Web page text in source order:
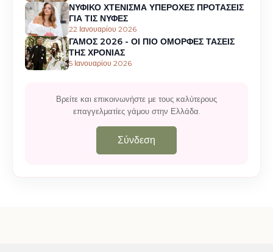
ΝΥΦΙΚΟ ΧΤΕΝΙΣΜΑ ΥΠΕΡΟΧΕΣ ΠΡΟΤΑΣΕΙΣ
ΓΙΑ ΤΙΣ ΝΥΦΕΣ
22 Ιανουαρίου 2026
ΓΑΜΟΣ 2026 - ΟΙ ΠΙΟ ΟΜΟΡΦΕΣ ΤΑΣΕΙΣ
ΤΗΣ ΧΡΟΝΙΑΣ
5 Ιανουαρίου 2026
Βρείτε και επικοινωνήστε με τους καλύτερους
επαγγελματίες γάμου στην Ελλάδα.
Σύνδεση